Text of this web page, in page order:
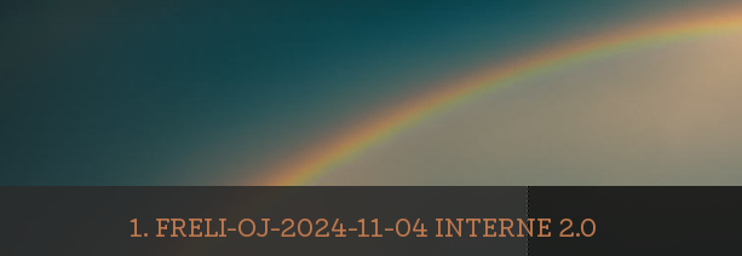
1. FRELI-OJ-2024-11-04 INTERNE 2.0